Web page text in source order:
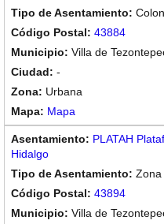
43884
Villa de
-
Urbana
Mapa
PLATAH
Hidalgo
Zona
43894
Villa de